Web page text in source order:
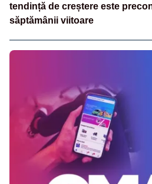
tendință de creștere este
săptămânii viitoare